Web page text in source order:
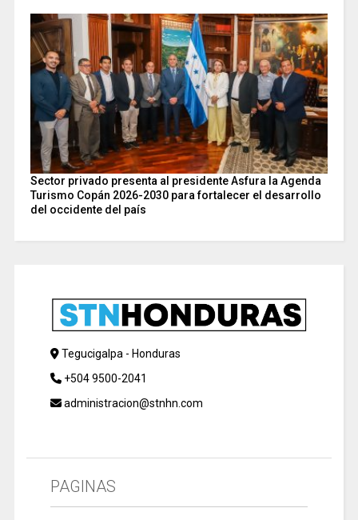
Sector privado presenta al presidente Asfura la Agenda
Turismo Copán 2026-2030 para fortalecer el desarrollo
del occidente del país
Tegucigalpa - Honduras
+504 9500-2041
administracion@stnhn.com
PAGINAS